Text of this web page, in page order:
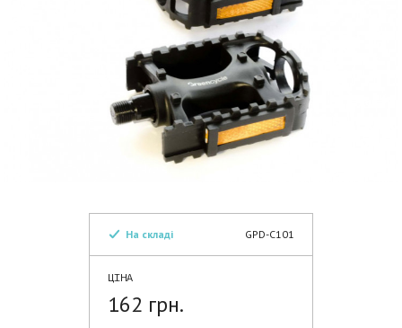
На складі GPD-C101
ЦІНА
162 грн.